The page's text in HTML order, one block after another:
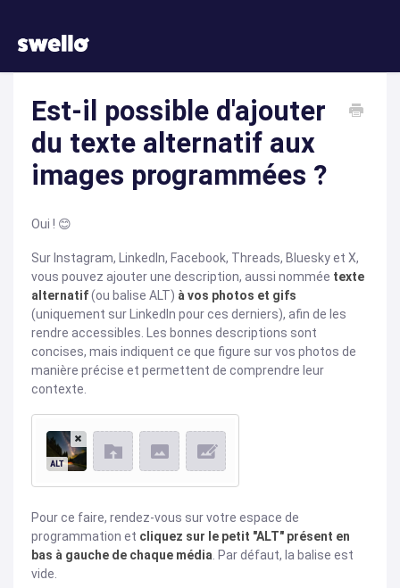
Est-il possible d'ajouter
du texte alternatif aux
images programmées ?
Oui ! 😊
Sur Instagram, LinkedIn, Facebook, Threads, Bluesky et X,
vous pouvez ajouter une description, aussi nommée texte
alternatif(ou balise ALT) à vos photos et gifs
(uniquement sur LinkedIn pour ces derniers), afin de les
rendre accessibles. Les bonnes descriptions sont
concises, mais indiquent ce que figure sur vos photos de
manière précise et permettent de comprendre leur
contexte.
Pour ce faire, rendez-vous sur votre espace de
programmation et cliquez sur le petit "ALT" présent en
bas à gauche de chaque média . Par défaut, la balise est
vide.